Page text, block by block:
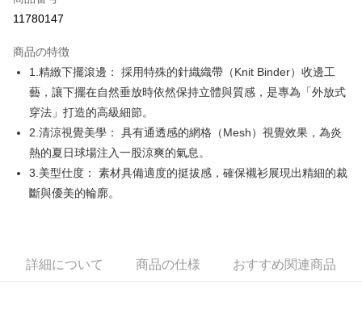
Easy Wallet
AFTEE代金後払い
説明
一、 AFTEE代金後払いについて
1.お支払い方法でAFTEE代金後払いを選択すると、携帯電話認証ウィンド
ウが表示されます。
2.SMSで認証してお支払い手続を進めてください。
す。
はアプリの通知に従って、4大コンビニ、またはATM/オンラインバンキン
グでお支払いください。
ATM払い
配送方法
全家取貨付款
11780147
商品の特徴
1.精緻下擺滾邊： 採用特殊的針織織帶（Knit Binder）收邊工
藝，讓下擺在自然垂放時依然保持立體與質感，是專為「外放式
穿法」打造的高級細節。
2.清涼視覺美學： 具有通透感的網格（Mesh）視覺效果，為炎
熱的夏日球場注入一股涼爽的氣息。
3.美型仕度： 素材具備適度的挺拔感，確保襯衫展現出精細的裁
斷與優美的輪廓。
詳細について 商品の仕様 おすすめ関連商品